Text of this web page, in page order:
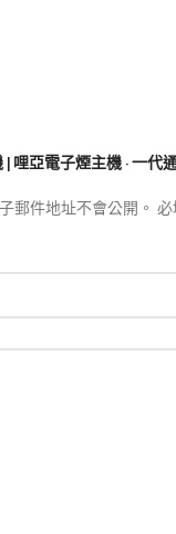
哩亞電子煙主機 · 一代
郵件地址不會公開。 必